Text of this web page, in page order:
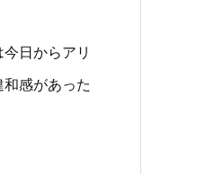
日からアリ
感があった